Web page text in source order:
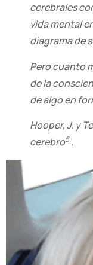
cerebrales
vida mental
diagrama de
Pero cuanto
de la
de algo en
Hooper, J. y
cerebro5.